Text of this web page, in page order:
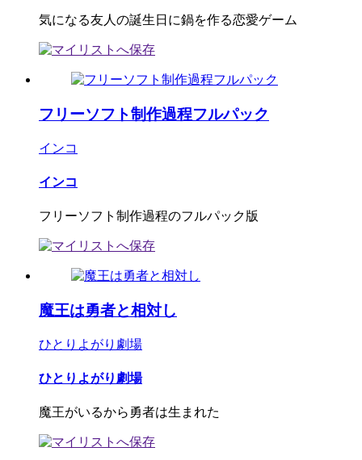
気になる友人の誕生日に鍋を作る恋愛ゲーム
フリーソフト制作過程フルパック
インコ
インコ
フリーソフト制作過程のフルパック版
魔王は勇者と相対し
ひとりよがり劇場
ひとりよがり劇場
魔王がいるから勇者は生まれた